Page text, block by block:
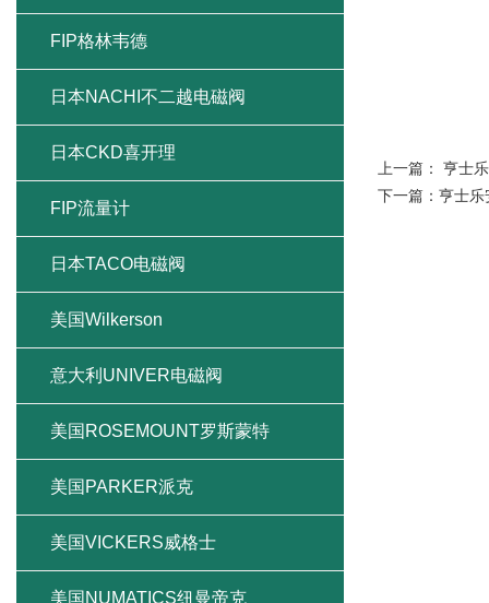
上一篇： 亨士
下一篇： 亨士乐
FIP格林韦德
日本NACHI不二越电磁阀
日本CKD喜开理
FIP流量计
日本TACO电磁阀
美国Wilkerson
意大利UNIVER电磁阀
美国ROSEMOUNT罗斯蒙特
美国PARKER派克
美国VICKERS威格士
美国NUMATICS纽曼帝克